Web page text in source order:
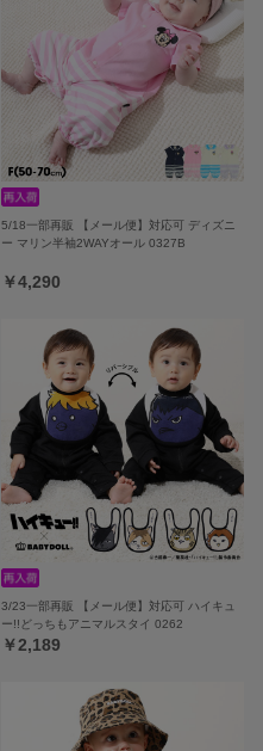
5/18一部再販 【メール便】対応可 ディズニ
ー マリン半袖2WAYオール 0327B
￥4,290
3/23一部再販 【メール便】対応可 ハイキュ
ー!!どっちもアニマルスタイ 0262
￥2,189